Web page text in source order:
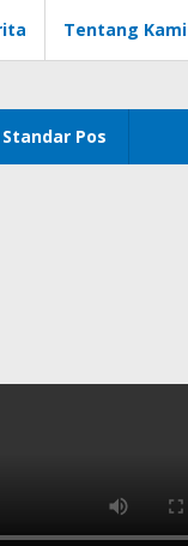
Tentang Kami
Standar Pos